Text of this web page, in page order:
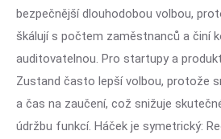
bezpečnější dlouhodobou volbou,
škálují s počtem zaměstnanců a činí
auditovatelnou. Pro startupy a
Zustand často lepší volbou, protože
a čas na zaučení, což snižuje
údržbu funkcí. Háček je symetrický: